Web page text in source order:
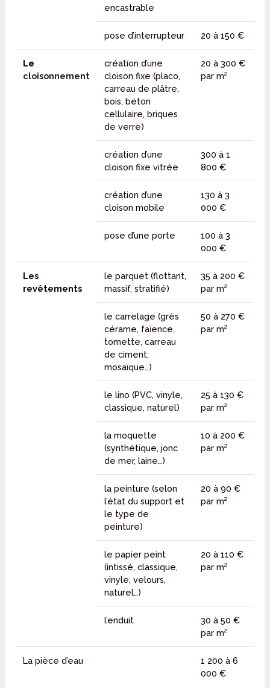
encastrable
pose d’interrupteur 20 à 150 €
Le
cloisonnement
création d’une
cloison fixe (placo,
carreau de plâtre,
bois, béton
cellulaire, briques
de verre)
20 à 300 €
par m²
création d’une
cloison fixe vitrée
300 à 1
800 €
création d’une
cloison mobile
130 à 3
000 €
pose d’une porte
100 à 3
000 €
Les
revêtements
le parquet (flottant,
massif, stratifié)
35 à 200 €
par m²
le carrelage (grès
cérame, faïence,
tomette, carreau
de ciment,
mosaïque…)
50 à 270 €
par m²
le lino (PVC, vinyle,
classique, naturel)
25 à 130 €
par m²
la moquette
(synthétique, jonc
de mer, laine…)
10 à 200 €
par m²
la peinture (selon
l’état du support et
le type de
peinture)
20 à 90 €
par m²
le papier peint
(intissé, classique,
vinyle, velours,
naturel…)
20 à 110 €
par m²
l’enduit
30 à 50 €
par m²
La pièce d’eau
1 200 à 6
000 €